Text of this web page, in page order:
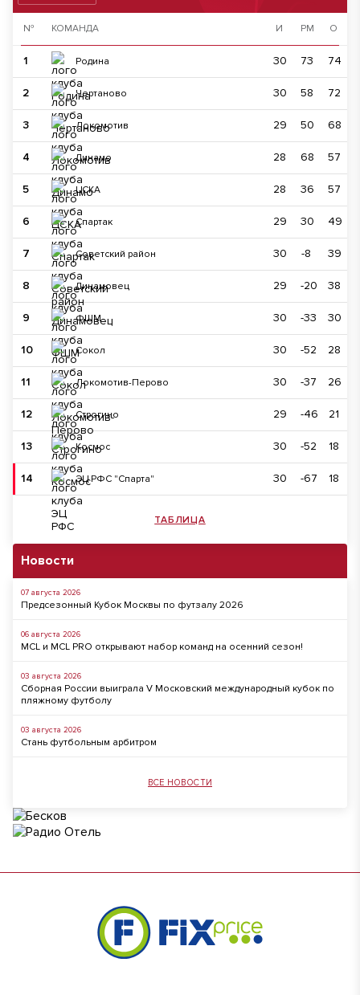
№ КОМАНДА И РМ О
1 Родина 30 73 74
2 Чертаново 30 58 72
3 Локомотив 29 50 68
4 Динамо 28 68 57
5 ЦСКА 28 36 57
6 Спартак 29 30 49
7 Советский район 30 -8 39
8 Динамовец 29 -20 38
9 ФШМ 30 -33 30
10 Сокол 30 -52 28
11 Локомотив-Перово 30 -37 26
12 Строгино 29 -46 21
13 Космос 30 -52 18
14 ЭЦ РФС "Спарта" 30 -67 18
ТАБЛИЦА
Новости
07 августа 2026
Предсезонный Кубок Москвы по футзалу 2026
06 августа 2026
MCL и MCL PRO открывают набор команд на осенний сезон!
03 августа 2026
Сборная России выиграла V Московский международный кубок по
пляжному футболу
03 августа 2026
Стань футбольным арбитром
ВСЕ НОВОСТИ